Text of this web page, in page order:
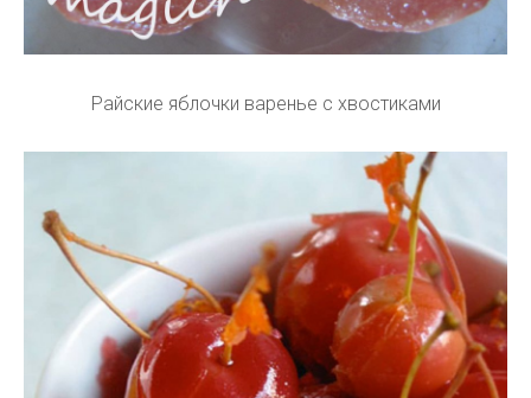
Райские яблочки варенье с хвостиками